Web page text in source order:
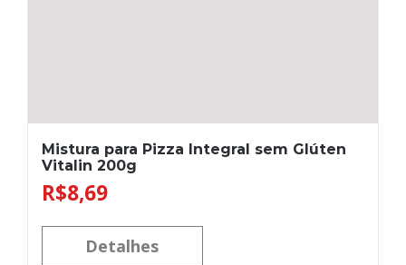
Mistura para Pizza Integral sem Glúten
Vitalin 200g
R$8,69
Detalhes